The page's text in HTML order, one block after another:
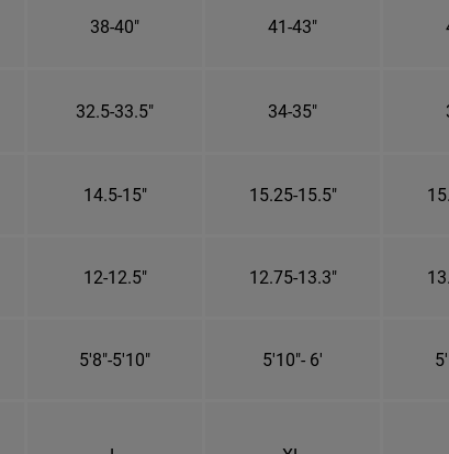
38-40" 41-43"
32.5-33.5" 34-35"
14.5-15" 15.25-15.5"
12-12.5" 12.75-13.3"
5'8"-5'10" 5'10"- 6'